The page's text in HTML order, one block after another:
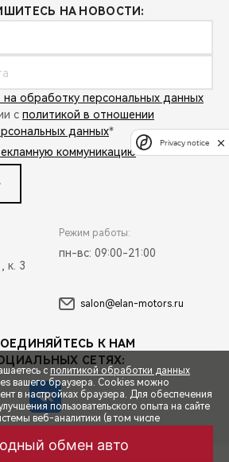
НА НОВОСТИ:
на обработку персональных данных
с политикой в отношении
данных*
коммуникацию*
к. 3
Режим работы:
пн-вс: 09:00-21:00
salon@elan-motors.ru
К НАМ
СЕТЯХ:
с политикой обработки данных
вашего браузера. Cookies можно
в настройках браузера. Для обеспечения
пользовательского опыта на сайте
веб-аналитики (в том числе
технологий и размещением cookie-
обмен авто
Privacy notice